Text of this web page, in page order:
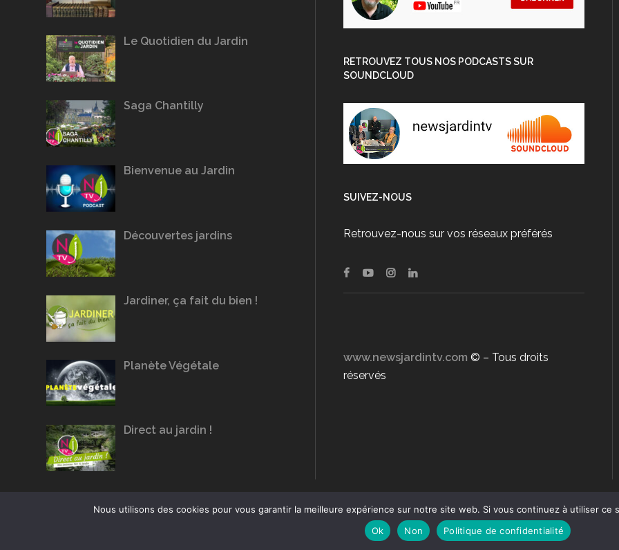
Le Quotidien du Jardin
Saga Chantilly
Bienvenue au Jardin
Découvertes jardins
Jardiner, ça fait du bien !
Planète Végétale
Direct au jardin !
RETROUVEZ TOUS NOS PODCASTS SUR
SOUNDCLOUD
SUIVEZ-NOUS
Retrouvez-nous sur vos réseaux préférés
www.newsjardintv.com © – Tous droits
réservés
Nous utilisons des cookies pour vous garantir la meilleure expérience sur notre site web. Si vous continuez à utiliser
Ok
Non Politique de confidentialité